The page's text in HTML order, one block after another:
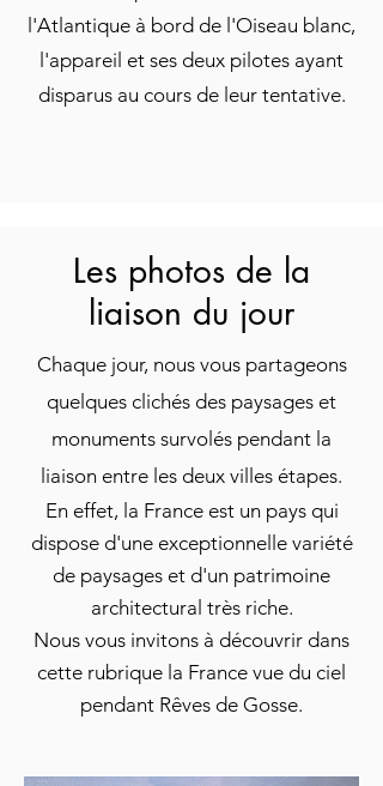
l'Atlantique à bord de l'Oiseau blanc,
l'appareil et ses deux pilotes ayant
disparus au cours de leur tentative.
Les photos de la
liaison du jour
Chaque jour, nous vous partageons
quelques clichés des paysages et
monuments survolés pendant la
liaison entre les deux villes étapes.
En effet, la France est un pays qui
dispose d'une exceptionnelle variété
de paysages et d'un patrimoine
architectural très riche.
Nous vous invitons à découvrir dans
cette rubrique la France vue du ciel
pendant Rêves de Gosse.